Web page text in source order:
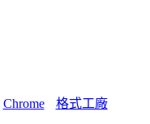
Chrome 格式工廠